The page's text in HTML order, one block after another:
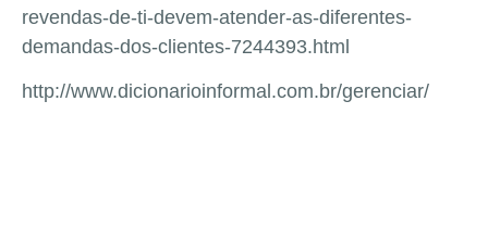
revendas-de-ti-devem-atender-as-diferentes-
demandas-dos-clientes-7244393.html
http://www.dicionarioinformal.com.br/gerenciar/